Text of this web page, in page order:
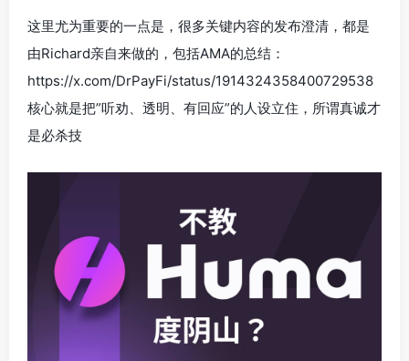
这里尤为重要的一点是，很多关键内容的发布澄清，都是
由Richard亲自来做的，包括AMA的总结：
https://x.com/DrPayFi/status/1914324358400729538
核心就是把”听劝、透明、有回应”的人设立住，所谓真诚才
是必杀技